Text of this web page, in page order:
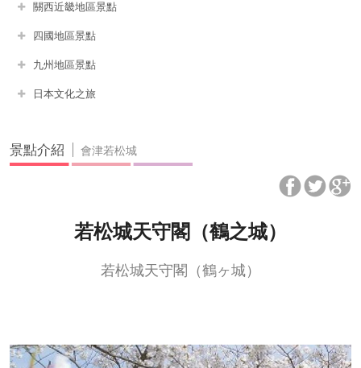
關西近畿地區景點
四國地區景點
九州地區景點
日本文化之旅
景點介紹 會津若松城
若松城天守閣（鶴之城）
若松城天守閣（鶴ヶ城）